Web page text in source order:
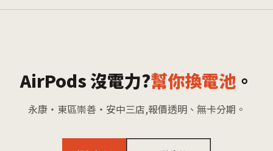
AirPods 沒電力?幫你換電池 。
永康・東區崇善・安中三店,報價透明、無卡分期。